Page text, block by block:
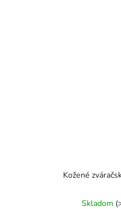
Kožené
Skladom